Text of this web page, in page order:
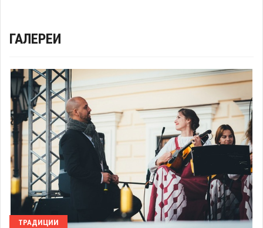
ГАЛЕРЕИ
ТРАДИЦИИ